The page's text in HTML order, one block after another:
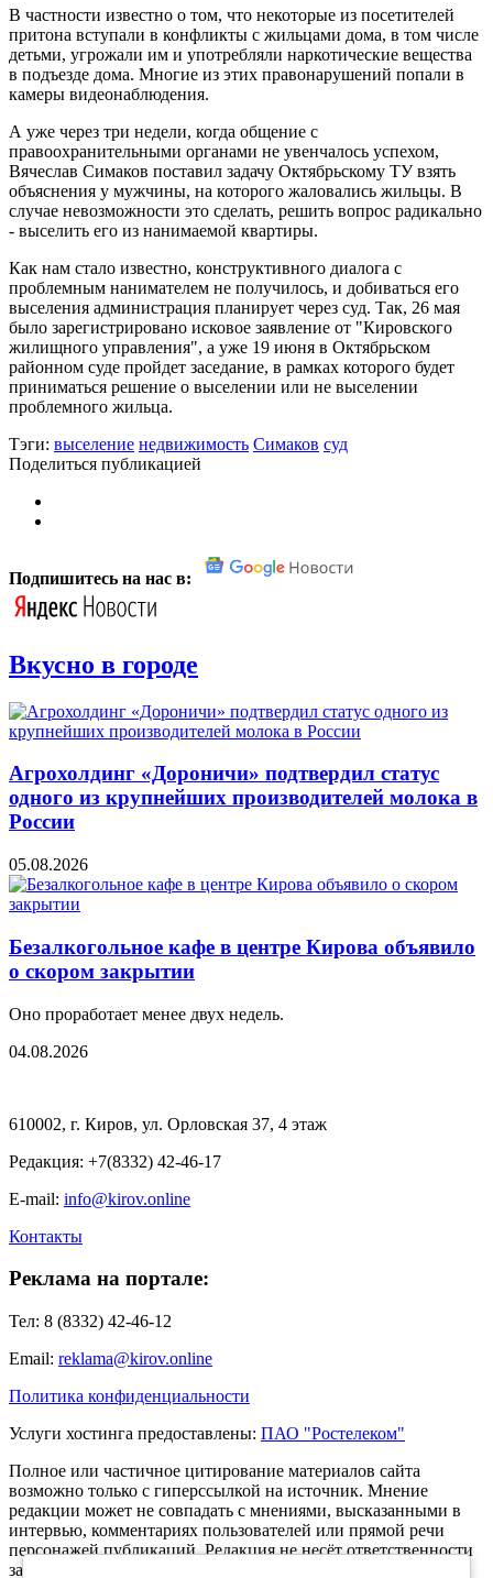
В частности известно о том, что некоторые из посетителей
притона вступали в конфликты с жильцами дома, в том числе
детьми, угрожали им и употребляли наркотические вещества
в подъезде дома. Многие из этих правонарушений попали в
камеры видеонаблюдения.
А уже через три недели, когда общение с
правоохранительными органами не увенчалось успехом,
Вячеслав Симаков поставил задачу Октябрьскому ТУ взять
объяснения у мужчины, на которого жаловались жильцы. В
случае невозможности это сделать, решить вопрос радикально
- выселить его из нанимаемой квартиры.
Как нам стало известно, конструктивного диалога с
проблемным нанимателем не получилось, и добиваться его
выселения администрация планирует через суд. Так, 26 мая
было зарегистрировано исковое заявление от "Кировского
жилищного управления", а уже 19 июня в Октябрьском
районном суде пройдет заседание, в рамках которого будет
приниматься решение о выселении или не выселении
проблемного жильца.
Тэги: выселение недвижимость Симаков суд
Поделиться публикацией
Подпишитесь на нас в:
Вкусно в городе
Агрохолдинг «Дороничи» подтвердил статус
одного из крупнейших производителей молока в
России
05.08.2026
Безалкогольное кафе в центре Кирова объявило
о скором закрытии
Оно проработает менее двух недель.
04.08.2026
610002, г. Киров, ул. Орловская 37, 4 этаж
Редакция: +7(8332) 42-46-17
E-mail: info@kirov.online
Контакты
Реклама на портале:
Тел: 8 (8332) 42-46-12
Email: reklama@kirov.online
Политика конфиденциальности
Услуги хостинга предоставлены: ПАО "Ростелеком"
Полное или частичное цитирование материалов сайта
возможно только с гиперссылкой на источник. Мнение
редакции может не совпадать с мнениями, высказанными в
интервью, комментариях пользователей или прямой речи
персонажей публикаций. Редакция не несёт ответственности
за текст комментариев читателей.